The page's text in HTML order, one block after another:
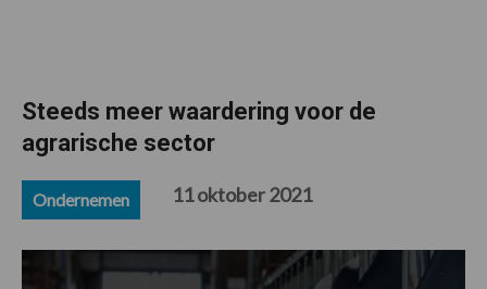
Steeds meer waardering voor de
agrarische sector
Ondernemen 11 oktober 2021